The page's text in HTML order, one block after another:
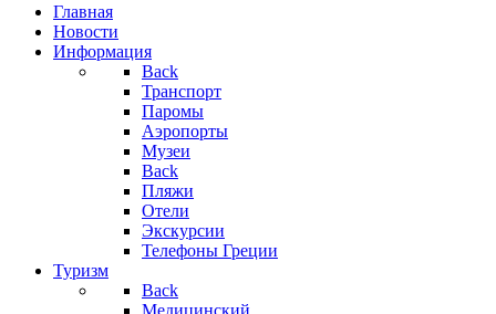
Главная
Новости
Информация
Back
Транспорт
Паромы
Аэропорты
Музеи
Back
Пляжи
Отели
Экскурсии
Телефоны Греции
Туризм
Back
Медицинский